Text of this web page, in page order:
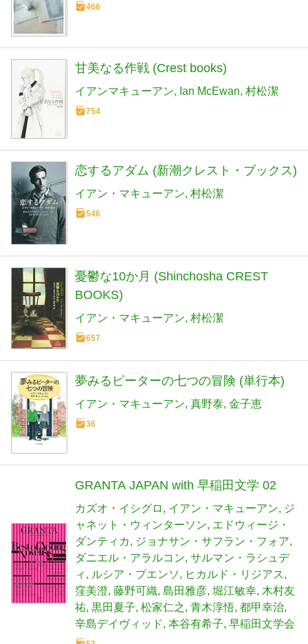
466
甘美なる作戦 (Crest books)
イアンマキューアン Ian McEwan 村松潔
754
恋するアダム (新潮クレスト・ブックス)
イアン・マキューアン 村松潔
546
憂鬱な10か月 (Shinchosha CREST
BOOKS)
イアン・マキューアン 村松潔
657
夢みるピーターの七つの冒険 (単行本)
イアン・マキューアン 真野泰 金子恵
36
GRANTA JAPAN with 早稲田文学 02
カズオ・イシグロ イアン・マキューアン
ジ
ャネット・ウィンターソン エドウィージ・
ダンティカ
ジョナサン・サフラン・フォア
ダニエル・アラルコン サルマン・ラシュデ
ィ
ルシア・プエンソ
ヒカルド・リジアス
窪美澄 藤野可織 島田雅彦 堀江敏幸 木村友
祐 黒田夏子 松家仁之 青木淳悟 都甲幸治
辛島デイヴィッド 本谷有希子 早稲田文学会